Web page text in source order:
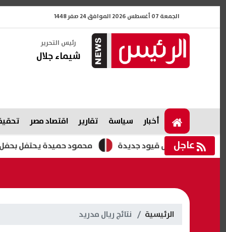
الجمعة 07 أغسطس 2026 الموافق 24 صفر 1448
رئيس التحرير
شيماء جلال
أخبار سياسة تقارير اقتصاد مصر
عاجل محمود حميدة يحتفل بحفل زفاف وتبحث فرض قيود جديدة
الرئيسية نتائج ريال مدريد